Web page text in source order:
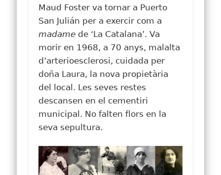
Maud Foster va tornar a Puerto
San Julián per a exercir com a
madame de ‘La Catalana’. Va
morir en 1968, a 70 anys, malalta
d’arterioesclerosi, cuidada per
doña Laura, la nova propietària
del local. Les seves restes
descansen en el cementiri
municipal. No falten flors en la
seva sepultura.